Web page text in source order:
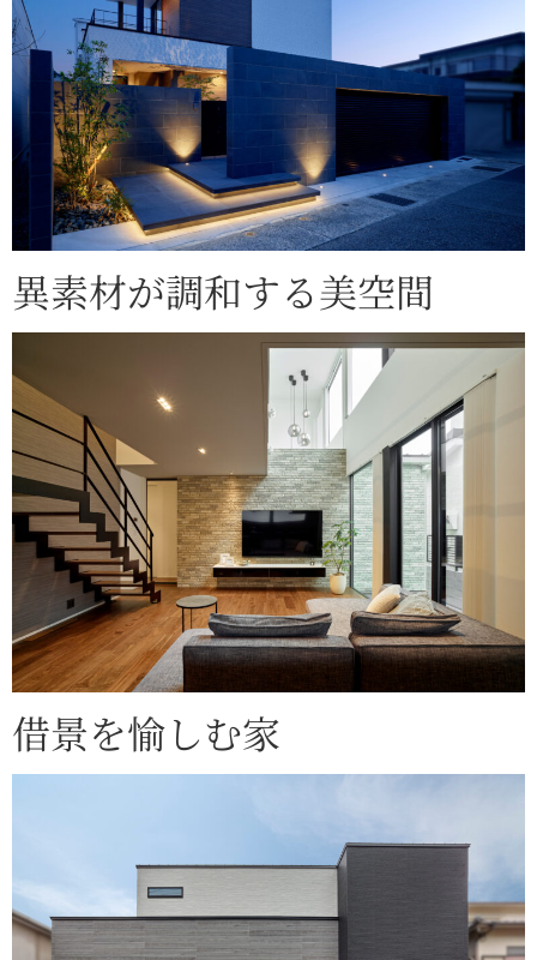
異素材が調和する美空間
借景を愉しむ家